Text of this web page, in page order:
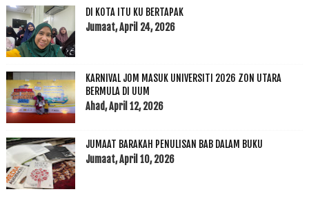
Milk Peel Cream Mask Dari Althea: Kenapa Harus Dim...
5 Sebab Kenapa Anda Harus Mengunjungi Movie Animat...
Kerana Mulut Juga Transformnya Hati
The Cedar Villa Bidor Lokasi Percutian Yang Mesti ...
Menikmati Chinese Food di Elly Impian Cafe di Ruma...
►November(8)
►Oktober(12)
►September (23)
►Ogos(16)
DI KOTA ITU KU BERTAPAK
Jumaat, April 24, 2026
KARNIVAL JOM MASUK UNIVERSITI 2026 ZON UTARA
BERMULA DI UUM
Ahad, April 12, 2026
JUMAAT BARAKAH PENULISAN BAB DALAM BUKU
Jumaat, April 10, 2026